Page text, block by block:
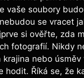
vaše ‌soubory
se vracet‍
si ověřte, zda
fotografií. Nikdy
krajina nebo úsměv
hodit. ⁢Říká se, že